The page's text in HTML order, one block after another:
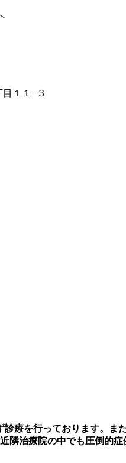
１１−３
療を行っております。
隣治療院の中でも圧倒的